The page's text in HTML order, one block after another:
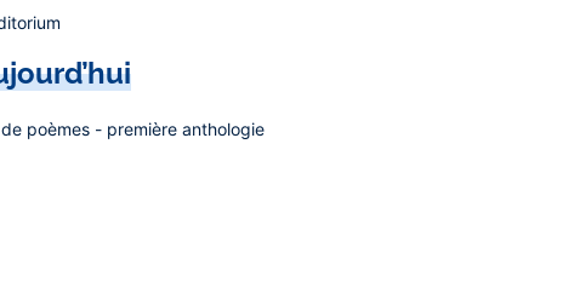
poèmes - première anthologie